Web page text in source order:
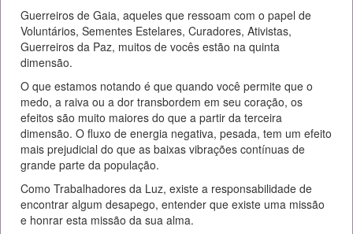
Guerreiros de Gaia, aqueles que ressoam com o papel de
Voluntários, Sementes Estelares, Curadores, Ativistas,
Guerreiros da Paz, muitos de vocês estão na quinta
dimensão.
O que estamos notando é que quando você permite que o
medo, a raiva ou a dor transbordem em seu coração, os
efeitos são muito maiores do que a partir da terceira
dimensão. O fluxo de energia negativa, pesada, tem um efeito
mais prejudicial do que as baixas vibrações contínuas de
grande parte da população.
Como Trabalhadores da Luz, existe a responsabilidade de
encontrar algum desapego, entender que existe uma missão
e honrar esta missão da sua alma.